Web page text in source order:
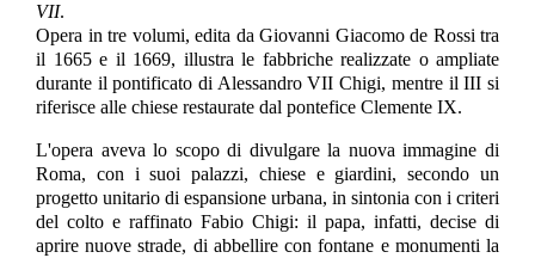
VII.
Opera in tre volumi, edita da Giovanni Giacomo de Rossi tra
il 1665 e il 1669, illustra le fabbriche realizzate o ampliate
durante il pontificato di Alessandro VII Chigi, mentre il III si
riferisce alle chiese restaurate dal pontefice Clemente IX.
L'opera aveva lo scopo di divulgare la nuova immagine di
Roma, con i suoi palazzi, chiese e giardini, secondo un
progetto unitario di espansione urbana, in sintonia con i criteri
del colto e raffinato Fabio Chigi: il papa, infatti, decise di
aprire nuove strade, di abbellire con fontane e monumenti la